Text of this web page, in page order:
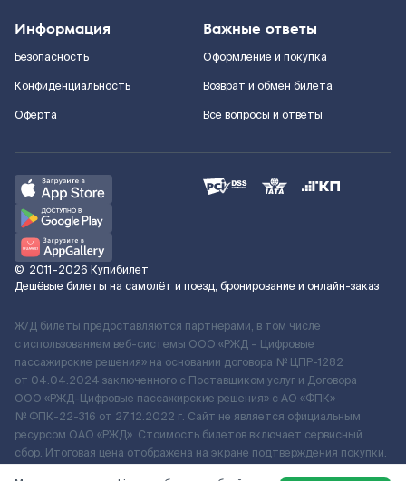
Информация
Безопасность
Конфиденциальность
Оферта
Важные ответы
Оформление и покупка
Возврат и обмен билета
Все вопросы и ответы
© 2011–2026 Купибилет
Дешёвые билеты на самолёт и поезд, бронирование и онлайн-заказ
Ж/Д билеты предоставляются партнёрами, в том числе
с использованием веб-системы ООО «РЖД – Цифровые
пассажирские решения» на основании договора № ЦПР-1282
от 04.04.2024 заключенного с Поставщиком услуг и Договора
ООО «РЖД-Цифровые пассажирские решения» c АО «ФПК»
№ ФПК-22-316 от 27.12.2022 г. Сайт не является официальным
ресурсом ОАО «РЖД». Стоимость билетов включает сервисный
сбор. Итоговая цена отображена на экране подтверждения покупки.